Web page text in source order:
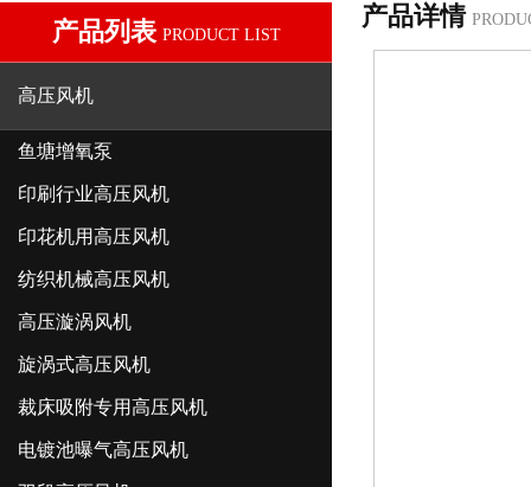
产品列表 PRODUCT LIST
高压风机
鱼塘增氧泵
印刷行业高压风机
印花机用高压风机
纺织机械高压风机
高压漩涡风机
旋涡式高压风机
裁床吸附专用高压风机
电镀池曝气高压风机
产品详情